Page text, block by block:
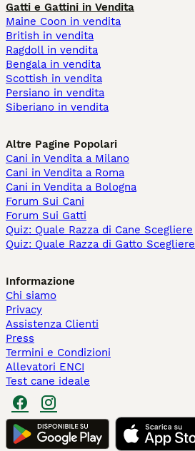
Gatti e Gattini in Vendita
Maine Coon in vendita
British in vendita
Ragdoll in vendita
Bengala in vendita
Scottish in vendita
Persiano in vendita
Siberiano in vendita
Altre Pagine Popolari
Cani in Vendita a Milano
Cani in Vendita a Roma
Cani in Vendita a Bologna
Forum Sui Cani
Forum Sui Gatti
Quiz: Quale Razza di Cane Scegliere
Quiz: Quale Razza di Gatto Scegliere
Informazione
Chi siamo
Privacy
Assistenza Clienti
Press
Termini e Condizioni
Allevatori ENCI
Test cane ideale